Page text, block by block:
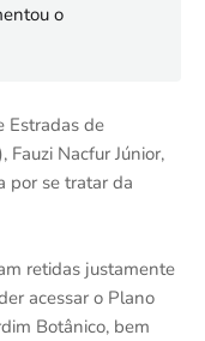
o
Estradas de
Fauzi Nacfur Júnior,
por se tratar da
retidas justamente
acessar o Plano
Botânico, bem